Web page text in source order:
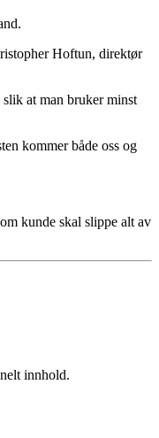
Hoftun, direktør
at man bruker minst
kommer både oss og
kunde skal slippe alt av
innhold.